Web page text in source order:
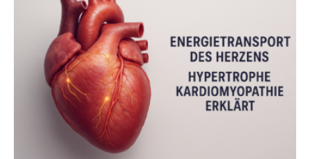
aus Gewebe von Patientinnen und Patienten –
sogenannte Organoide – genutzt werden können, um
vorab zu prüfen, welche Medikamente am besten
wirken. Dabei wurde ein Eiweiß identifiziert, das künftig
als Biomarker für die Wahl der passenden Therapie
dienen könnte. Darmkrebs zählt weltweit zu den
häufigsten Krebsarten und stellt…